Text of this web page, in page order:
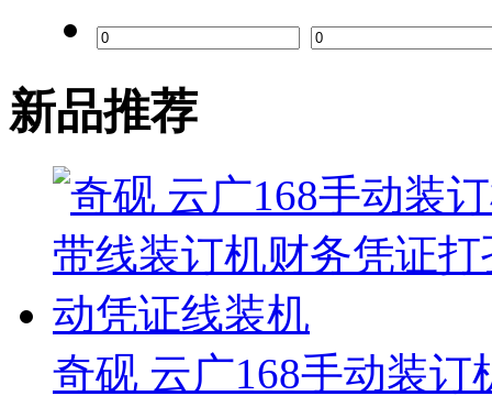
蓝硕星
道顿
新品推荐
奇砚 云广168手动装